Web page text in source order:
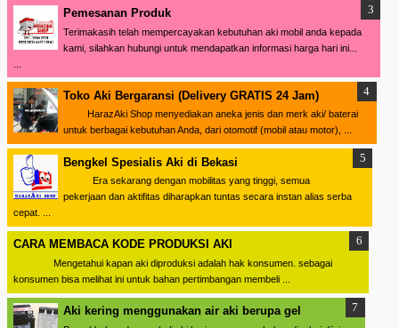
Pemesanan Produk
Terimakasih telah mempercayakan kebutuhan aki mobil anda kepada
kami, silahkan hubungi untuk mendapatkan informasi harga hari ini...
Toko Aki Bergaransi (Delivery GRATIS 24 Jam)
HarazAki Shop menyediakan aneka jenis dan merk aki/ baterai
untuk berbagai kebutuhan Anda, dari otomotif (mobil atau motor), ...
Bengkel Spesialis Aki di Bekasi
Era sekarang dengan mobilitas yang tinggi, semua
pekerjaan dan aktifitas diharapkan tuntas secara instan alias serba
cepat. ...
CARA MEMBACA KODE PRODUKSI AKI
Mengetahui kapan aki diproduksi adalah hak konsumen. sebagai
konsumen bisa melihat ini untuk bahan pertimbangan membeli ...
Aki kering menggunakan air aki berupa gel